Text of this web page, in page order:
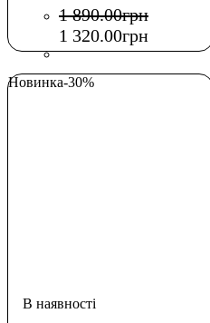
1 890.00грн
1 320.00грн
Новинка-30%